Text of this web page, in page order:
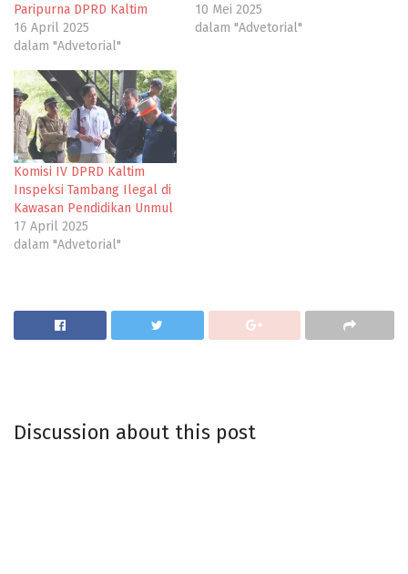
Paripurna DPRD Kaltim
16 April 2025
dalam "Advetorial"
10 Mei 2025
dalam "Advetorial"
Komisi IV DPRD Kaltim
Inspeksi Tambang Ilegal di
Kawasan Pendidikan Unmul
17 April 2025
dalam "Advetorial"
Discussion about this post